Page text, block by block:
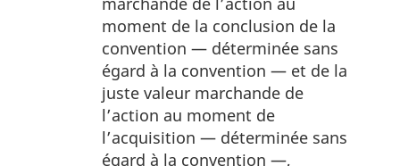
moment de la conclusion de la
convention — déterminée sans
égard à la convention — et de la
juste valeur marchande de
l’action au moment de
l’acquisition — déterminée sans
égard à la convention —,